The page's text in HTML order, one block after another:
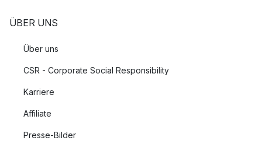
ÜBER UNS
Über uns
CSR - Corporate Social Responsibility
Karriere
Affiliate
Presse-Bilder